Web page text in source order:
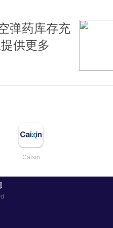
弹药库存充
供更多
Caixin